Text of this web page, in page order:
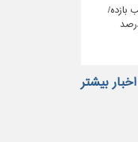
هفتگی بازار سهام به ۱۲ درصد
اخبار بیشتر